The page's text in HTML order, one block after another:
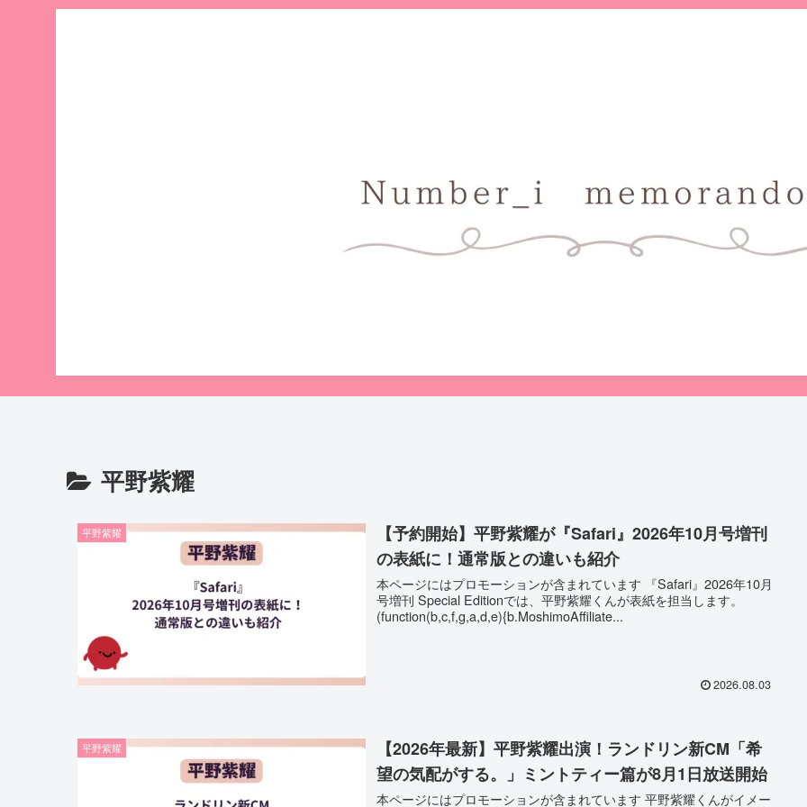
平野紫耀
平野紫耀
【予約開始】平野紫耀が『Safari』2026年10月号増刊
の表紙に！通常版との違いも紹介
本ページにはプロモーションが含まれています 『Safari』2026年10月
号増刊 Special Editionでは、平野紫耀くんが表紙を担当します。
(function(b,c,f,g,a,d,e){b.MoshimoAffiliate...
2026.08.03
平野紫耀
【2026年最新】平野紫耀出演！ランドリン新CM「希
望の気配がする。」ミントティー篇が8月1日放送開始
本ページにはプロモーションが含まれています 平野紫耀くんがイメー